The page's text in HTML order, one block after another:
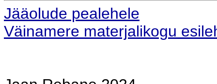
Jääolude pealehele
Väinamere materjalikogu